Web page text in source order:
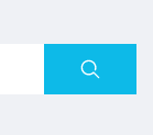
Rechercher :